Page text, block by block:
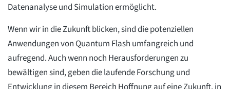
Datenanalyse und Simulation ermöglicht.
Wenn wir in die Zukunft blicken, sind die potenziellen
Anwendungen von Quantum Flash umfangreich und
aufregend. Auch wenn noch Herausforderungen zu
bewältigen sind, geben die laufende Forschung und